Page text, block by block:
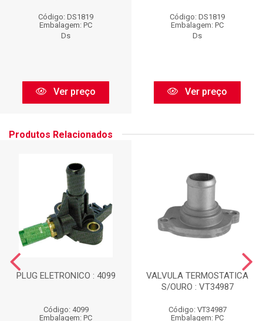
Código: DS1819
Embalagem: PC
Ds
Ver preço
Código: DS1819
Embalagem: PC
Ds
Ver preço
Produtos Relacionados
PLUG ELETRONICO : 4099
Código: 4099
Embalagem: PC
VALVULA TERMOSTATICA
S/OURO : VT34987
Código: VT34987
Embalagem: PC